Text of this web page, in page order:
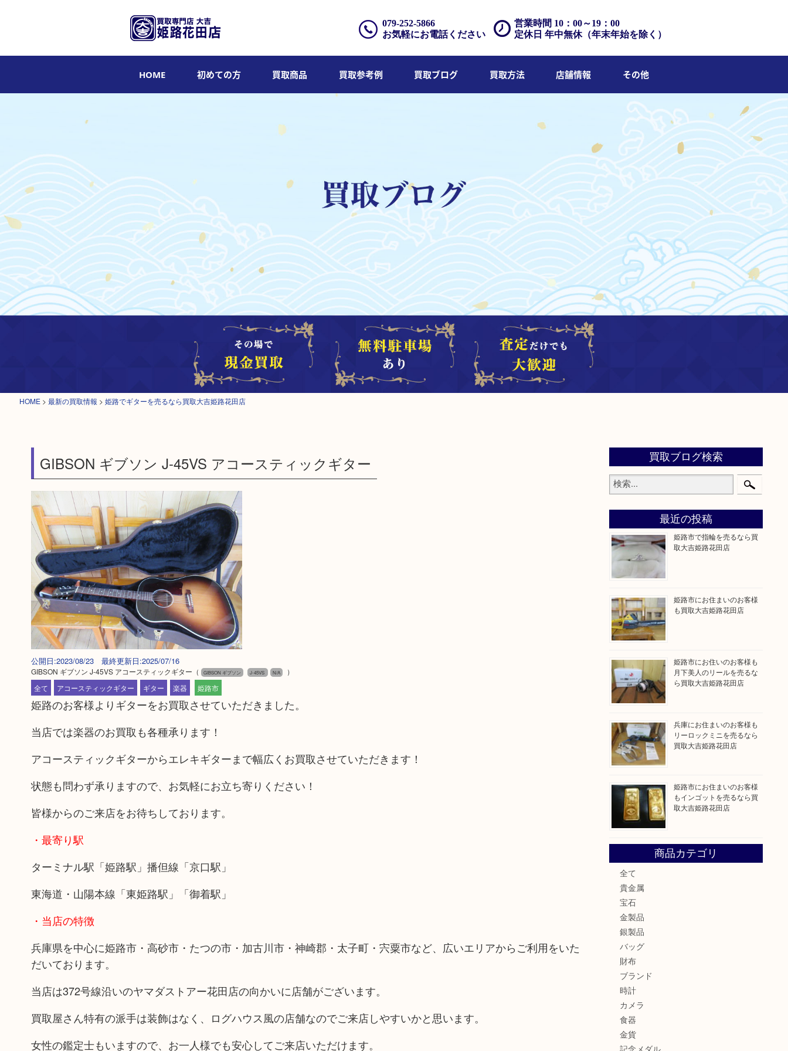
営業時間 10：00～19：00
定休日 年中無休（年末年始を除く）
079-252-5866
お気軽にお電話ください
HOME 初めての方 買取商品 買取参考例 買取ブログ 買取方法 店舗情報 その他
HOME > 最新の買取情報 > 姫路でギターを売るなら買取大吉姫路花田店
GIBSON ギブソン J-45VS アコースティックギター
公開日:2023/08/23 最終更新日:2025/07/16
GIBSON ギブソン J-45VS アコースティックギター （ GIBSON ギブソン J-45VS N/A
）
全て
アコースティックギター ギター 楽器 姫路市
姫路のお客様よりギターをお買取させていただきました。
当店では楽器のお買取も各種承ります！
アコースティックギターからエレキギターまで幅広くお買取させていただきます！
状態も問わず承りますので、お気軽にお立ち寄りください！
皆様からのご来店をお待ちしております。
・最寄り駅
ターミナル駅「姫路駅」播但線「京口駅」
東海道・山陽本線「東姫路駅」「御着駅」
・当店の特徴
兵庫県を中心に姫路市・高砂市・たつの市・加古川市・神崎郡・太子町・宍粟市など、広いエリアからご利用をいた
だいております。
当店は372号線沿いのヤマダストアー花田店の向かいに店舗がございます。
買取屋さん特有の派手は装飾はなく、ログハウス風の店舗なのでご来店しやすいかと思います。
女性の鑑定士もいますので、お一人様でも安心してご来店いただけます。
買取ブログ検索
最近の投稿
姫路市で指輪を売るなら買
取大吉姫路花田店
姫路市にお住まいのお客様
も買取大吉姫路花田店
姫路市にお住いのお客様も
月下美人のリールを売るな
ら買取大吉姫路花田店
兵庫にお住まいのお客様も
リーロックミニを売るなら
買取大吉姫路花田店
姫路市にお住まいのお客様
もインゴットを売るなら買
取大吉姫路花田店
商品カテゴリ
全て
貴金属
宝石
金製品
銀製品
バッグ
財布
ブランド
時計
カメラ
食器
金貨
記念メダル